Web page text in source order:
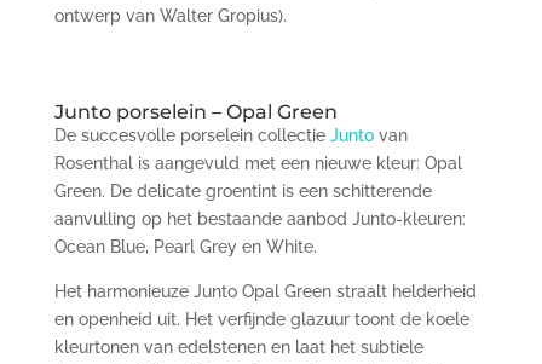
ontwerp van Walter Gropius).
Junto porselein – Opal Green
De succesvolle porselein collectie Juntovan
Rosenthal is aangevuld met een nieuwe kleur: Opal
Green. De delicate groentint is een schitterende
aanvulling op het bestaande aanbod Junto-kleuren:
Ocean Blue, Pearl Grey en White.
Het harmonieuze Junto Opal Green straalt helderheid
en openheid uit. Het verfijnde glazuur toont de koele
kleurtonen van edelstenen en laat het subtiele